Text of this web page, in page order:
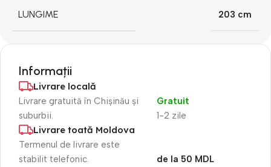
LUNGIME 203 cm
Informații
Livrare locală
Livrare gratuită în Chișinău și
suburbii.
1-2 zile
Gratuit
Livrare toată Moldova
Termenul de livrare este
stabilit telefonic.
de la 50 MDL